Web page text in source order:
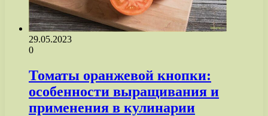
29.05.2023
0
Томаты оранжевой кнопки:
особенности выращивания и
применения в кулинарии